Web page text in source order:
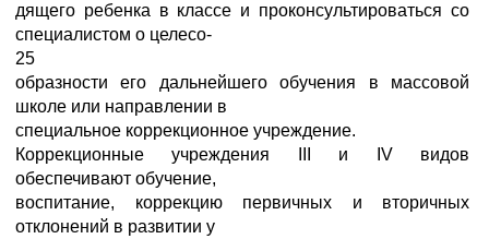
дящего ребенка в классе и проконсультироваться со
специалистом о целесо-
25
образности его дальнейшего обучения в массовой
школе или направлении в
специальное коррекционное учреждение.
Коррекционные учреждения III и IV видов
обеспечивают обучение,
воспитание, коррекцию первичных и вторичных
отклонений в развитии у